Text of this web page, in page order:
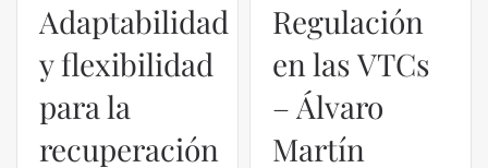
Adaptabilidad
y flexibilidad
para la
recuperación
Regulación
en las VTCs
– Álvaro
Martín